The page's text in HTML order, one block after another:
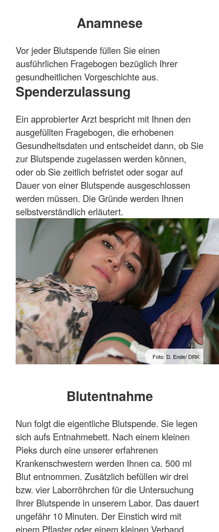
Anamnese
Vor jeder Blutspende füllen Sie einen
ausführlichen Fragebogen bezüglich Ihrer
gesundheitlichen Vorgeschichte aus.
Spenderzulassung
Ein approbierter Arzt bespricht mit Ihnen den
ausgefüllten Fragebogen, die erhobenen
Gesundheitsdaten und entscheidet dann, ob Sie
zur Blutspende zugelassen werden können,
oder ob Sie zeitlich befristet oder sogar auf
Dauer von einer Blutspende ausgeschlossen
werden müssen. Die Gründe werden Ihnen
selbstverständlich erläutert.
Foto: D. Ende/ DRK
Blutentnahme
Nun folgt die eigentliche Blutspende. Sie legen
sich aufs Entnahmebett. Nach einem kleinen
Pieks durch eine unserer erfahrenen
Krankenschwestern werden Ihnen ca. 500 ml
Blut entnommen. Zusätzlich befüllen wir drei
bzw. vier Laborröhrchen für die Untersuchung
Ihrer Blutspende in unserem Labor. Das dauert
ungefähr 10 Minuten. Der Einstich wird mit
einem Pflaster oder einem kleinen Verband